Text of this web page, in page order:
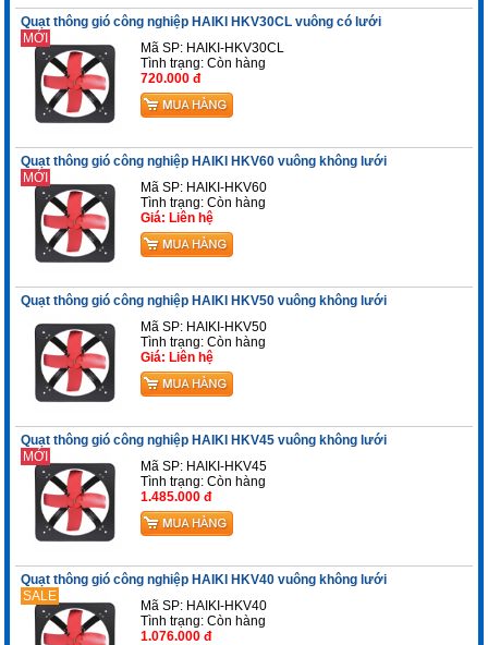
Quạt thông gió công nghiệp HAIKI HKV30CL vuông có lưới
MỚI
Mã SP: HAIKI-HKV30CL
Tình trạng:Còn hàng
720.000 đ
Quạt thông gió công nghiệp HAIKI HKV60 vuông không lưới
MỚI
Mã SP: HAIKI-HKV60
Tình trạng:Còn hàng
Giá: Liên hệ
Quạt thông gió công nghiệp HAIKI HKV50 vuông không lưới
Mã SP: HAIKI-HKV50
Tình trạng:Còn hàng
Giá: Liên hệ
Quạt thông gió công nghiệp HAIKI HKV45 vuông không lưới
MỚI
Mã SP: HAIKI-HKV45
Tình trạng:Còn hàng
1.485.000 đ
Quạt thông gió công nghiệp HAIKI HKV40 vuông không lưới
SALE
Mã SP: HAIKI-HKV40
Tình trạng:Còn hàng
1.076.000 đ